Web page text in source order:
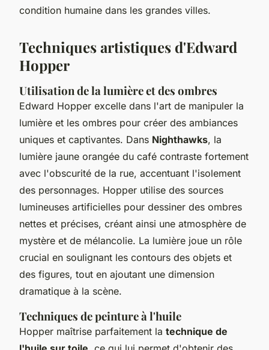
condition humaine dans les grandes villes.
Techniques artistiques d'Edward
Hopper
Utilisation de la lumière et des ombres
Edward Hopper excelle dans l'art de manipuler la
lumière et les ombres pour créer des ambiances
uniques et captivantes. Dans Nighthawks, la
lumière jaune orangée du café contraste fortement
avec l'obscurité de la rue, accentuant l'isolement
des personnages. Hopper utilise des sources
lumineuses artificielles pour dessiner des ombres
nettes et précises, créant ainsi une atmosphère de
mystère et de mélancolie. La lumière joue un rôle
crucial en soulignant les contours des objets et
des figures, tout en ajoutant une dimension
dramatique à la scène.
Techniques de peinture à l'huile
Hopper maîtrise parfaitement la technique de